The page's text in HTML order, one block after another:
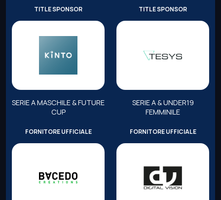
TITLE SPONSOR
SERIE A MASCHILE & FUTURE
CUP
TITLE SPONSOR
SERIE A & UNDER19
FEMMINILE
FORNITORE UFFICIALE FORNITORE UFFICIALE